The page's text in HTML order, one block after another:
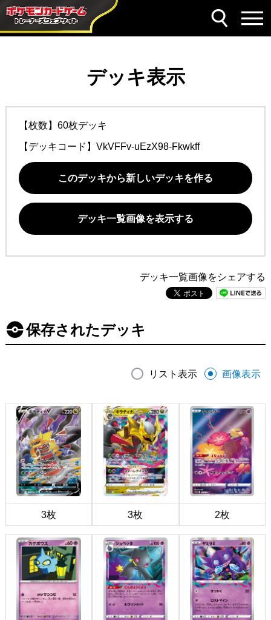
デッキ表示
【枚数】60枚デッキ
【デッキコード】 VkVFFv-uEzX98-Fkwkff
このデッキから新しいデッキを作る
デッキ一覧画像を表示する
デッキ一覧画像をシェアする
保存されたデッキ
リスト表示 画像表示
3枚 3枚 2枚